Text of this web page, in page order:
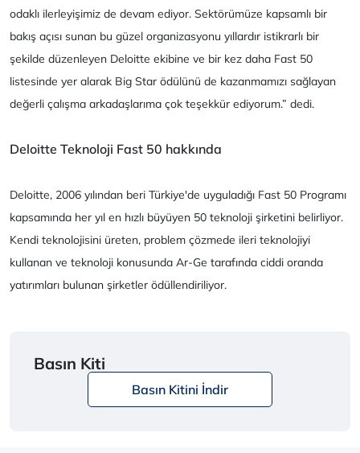
odaklı ilerleyişimiz de devam ediyor. Sektörümüze kapsamlı bir
bakış açısı sunan bu güzel organizasyonu yıllardır istikrarlı bir
şekilde düzenleyen Deloitte ekibine ve bir kez daha Fast 50
listesinde yer alarak Big Star ödülünü de kazanmamızı sağlayan
değerli çalışma arkadaşlarıma çok teşekkür ediyorum.” dedi.
Deloitte Teknoloji Fast 50 hakkında
Deloitte, 2006 yılından beri Türkiye'de uyguladığı Fast 50 Programı
kapsamında her yıl en hızlı büyüyen 50 teknoloji şirketini belirliyor.
Kendi teknolojisini üreten, problem çözmede ileri teknolojiyi
kullanan ve teknoloji konusunda Ar-Ge tarafında ciddi oranda
yatırımları bulunan şirketler ödüllendiriliyor.
Basın Kiti
Basın Kitini İndir